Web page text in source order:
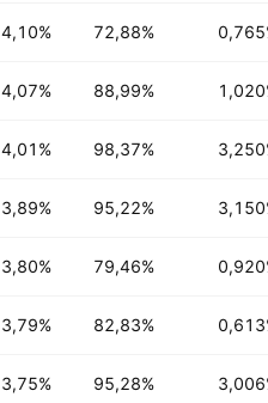
4,10% 72,88%
4,07% 88,99%
4,01% 98,37%
3,89% 95,22%
3,80% 79,46%
3,79% 82,83%
3,75% 95,28%